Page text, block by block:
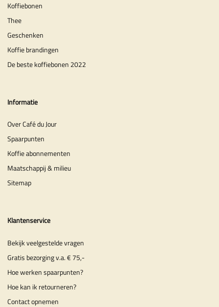
Koffiebonen
Thee
Geschenken
Koffie brandingen
De beste koffiebonen 2022
Informatie
Over Café du Jour
Spaarpunten
Koffie abonnementen
Maatschappij & milieu
Sitemap
Klantenservice
Bekijk veelgestelde vragen
Gratis bezorging v.a. € 75,-
Hoe werken spaarpunten?
Hoe kan ik retourneren?
Contact opnemen